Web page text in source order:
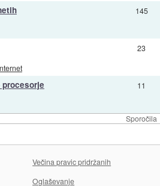
Sporočila
145
23
11
Večina pravic pridržanih
Oglaševanje